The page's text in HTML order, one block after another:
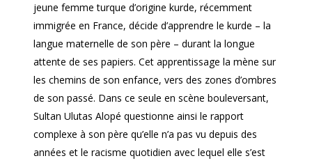
jeune femme turque d’origine kurde, récemment
immigrée en France, décide d’apprendre le kurde – la
langue maternelle de son père – durant la longue
attente de ses papiers. Cet apprentissage la mène sur
les chemins de son enfance, vers des zones d’ombres
de son passé. Dans ce seule en scène bouleversant,
Sultan Ulutas Alopé questionne ainsi le rapport
complexe à son père qu’elle n’a pas vu depuis des
années et le racisme quotidien avec lequel elle s’est